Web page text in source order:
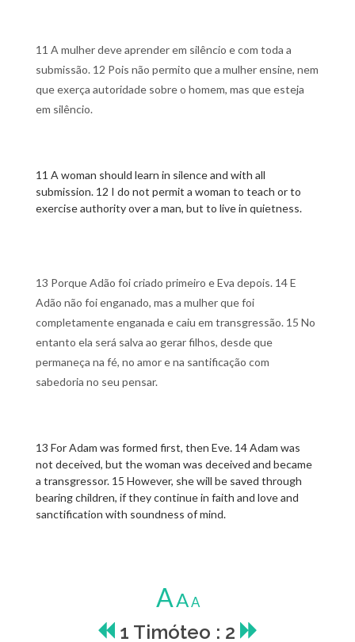
11 A mulher deve aprender em silêncio e com toda a
submissão. 12 Pois não permito que a mulher ensine, nem
que exerça autoridade sobre o homem, mas que esteja
em silêncio.
11 A woman should learn in silence and with all
submission. 12 I do not permit a woman to teach or to
exercise authority over a man, but to live in quietness.
13 Porque Adão foi criado primeiro e Eva depois. 14 E
Adão não foi enganado, mas a mulher que foi
completamente enganada e caiu em transgressão. 15 No
entanto ela será salva ao gerar filhos, desde que
permaneça na fé, no amor e na santificação com
sabedoria no seu pensar.
13 For Adam was formed first, then Eve. 14 Adam was
not deceived, but the woman was deceived and became
a transgressor. 15 However, she will be saved through
bearing children, if they continue in faith and love and
sanctification with soundness of mind.
AAA
1 Timóteo : 2